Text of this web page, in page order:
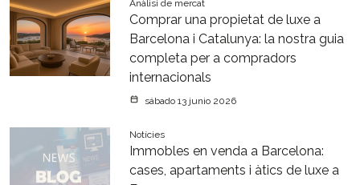
Anàlisi de mercat
Comprar una propietat de luxe a
Barcelona i Catalunya: la nostra guia
completa per a compradors
internacionals
sábado 13 junio 2026
Notícies
Immobles en venda a Barcelona:
cases, apartaments i àtics de luxe a